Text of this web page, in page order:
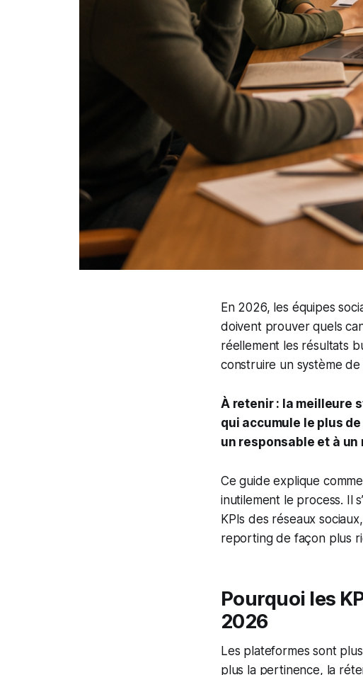
En 2026, les équipes
doivent prouver quels
réellement les résultats
construire un système
À retenir : la meilleure
qui accumule le plus
un responsable et à
Ce guide explique
inutilement le process. Il
KPIs des réseaux
reporting de façon plus
Pourquoi les
2026
Les plateformes sont
plus la pertinence, la